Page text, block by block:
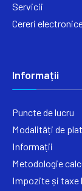
Servicii
Cereri
Informații
Puncte de lucru
Modalități de
Informații
Metodologie
Impozite și taxe